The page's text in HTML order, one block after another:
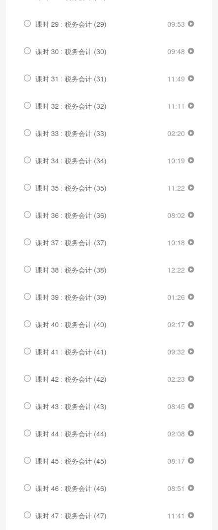
课时 29 : 税务会计 (29) 09:53
课时 30 : 税务会计 (30) 09:48
课时 31 : 税务会计 (31) 11:49
课时 32 : 税务会计 (32) 11:11
课时 33 : 税务会计 (33) 02:20
课时 34 : 税务会计 (34) 10:19
课时 35 : 税务会计 (35) 11:22
课时 36 : 税务会计 (36) 08:02
课时 37 : 税务会计 (37) 10:18
课时 38 : 税务会计 (38) 12:22
课时 39 : 税务会计 (39) 01:26
课时 40 : 税务会计 (40) 02:17
课时 41 : 税务会计 (41) 09:32
课时 42 : 税务会计 (42) 02:23
课时 43 : 税务会计 (43) 08:45
课时 44 : 税务会计 (44) 02:08
课时 45 : 税务会计 (45) 08:17
课时 46 : 税务会计 (46) 08:51
课时 47 : 税务会计 (47) 11:41